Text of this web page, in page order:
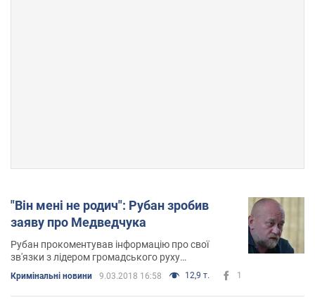
"Він мені не родич": Рубан зробив
заяву про Медведчука
Рубан прокоментував інформацію про свої
зв'язки з лідером громадського руху
"Український вибір"
Кримінальні новини 9.03.2018 16:58 12,9 т. 1